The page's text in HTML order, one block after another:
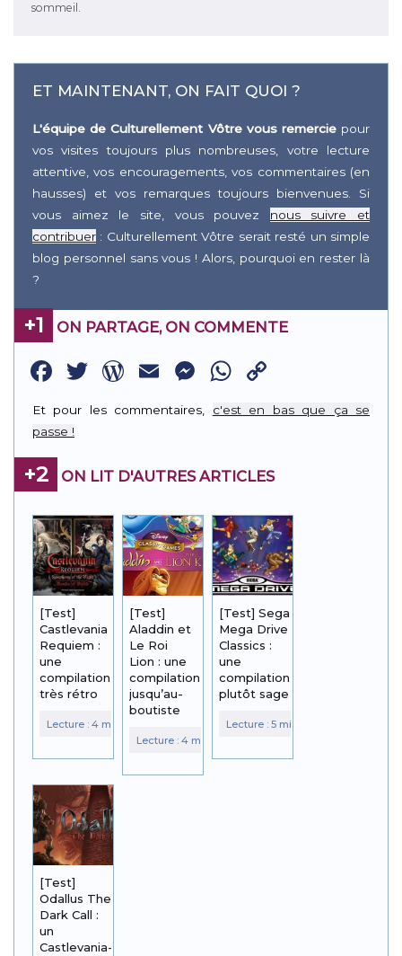
sommeil.
ET MAINTENANT, ON FAIT QUOI ?
L'équipe de Culturellement Vôtre vous remerciepour
vos visites toujours plus nombreuses, votre lecture
attentive, vos encouragements, vos commentaires (en
hausses) et vos remarques toujours bienvenues. Si
vous aimez le site, vous pouvez nous suivre et
contribuer : Culturellement Vôtre serait resté un simple
blog personnel sans vous ! Alors, pourquoi en rester là
?
+1 ON PARTAGE, ON COMMENTE
Facebook
Twitter
WordPress
EmailMessenger
WhatsApp
Link
Et pour les commentaires, c'est en bas que ça se
passe !
+2 ON LIT D'AUTRES ARTICLES
[Test]
Castlevania
Requiem :
une
compilation
très rétro
[Test]
Aladdin et
Le Roi
Lion : une
compilation
jusqu’au-
boutiste
[Test] Sega
Mega Drive
Classics :
une
compilation
plutôt sage
[Test]
Odallus The
Dark Call :
un
Castlevania-